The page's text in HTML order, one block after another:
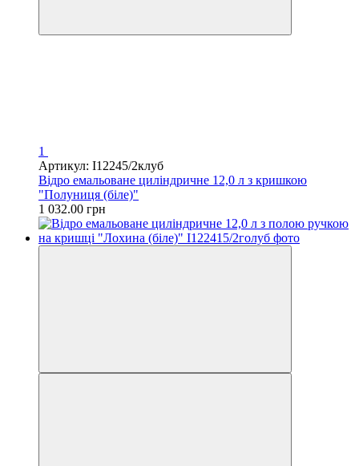
1
Артикул: I12245/2клуб
Відро емальоване циліндричне 12,0 л з кришкою
"Полуниця (біле)"
1 032.00 грн